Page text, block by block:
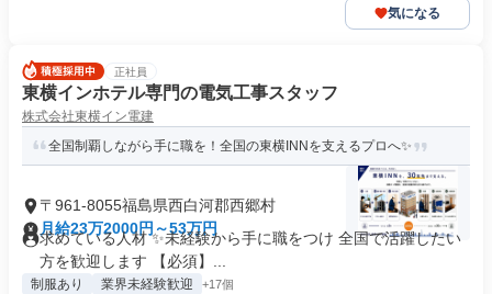
気になる
正社員
東横インホテル専門の電気工事スタッフ
株式会社東横イン電建
全国制覇しながら手に職を！全国の東横INNを支えるプロへ✨
〒961-8055福島県西白河郡西郷村
月給23万2000円～53万円
求めている人材 ✨未経験から手に職をつけ 全国で活躍したい
方を歓迎します 【必須】...
制服あり 業界未経験歓迎 +17個